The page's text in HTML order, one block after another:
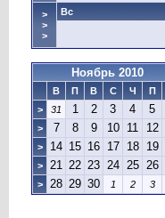
>
>
>
Вс
Ноябрь 2010
В П В С Ч П
>
31 1 2 3 4 5
> 7 8 9 10 11 12
> 14 15 16 17 18 19
> 21 22 23 24 25 26
> 28 29 30 1 2 3